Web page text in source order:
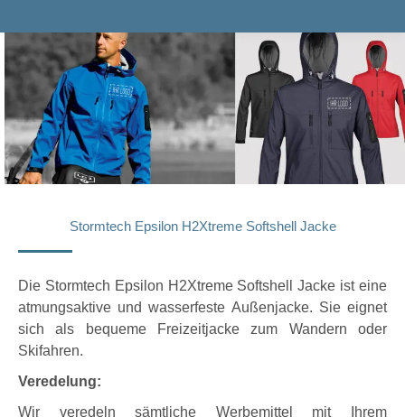
Stormtech Epsilon H2Xtreme Softshell Jacke
Die Stormtech Epsilon H2Xtreme Softshell Jacke ist eine
atmungsaktive und wasserfeste Außenjacke. Sie eignet
sich als bequeme Freizeitjacke zum Wandern oder
Skifahren.
Veredelung:
Wir veredeln sämtliche Werbemittel mit Ihrem